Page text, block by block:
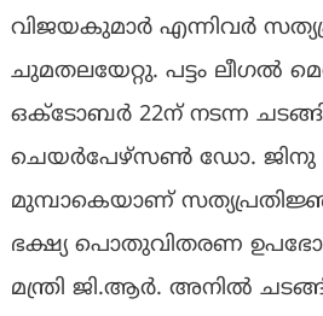
വിജയകുമാർ എന്നിവർ
ചുമതലയേറ്റു. പട്ടം ലീഗൽ
ഒക്ടോബർ 22ന് നടന്ന
ചെയർപേഴ്‌സൺ ഡോ. ജിനു
മുമ്പാകെയാണ്
ഭക്ഷ്യ പൊതുവിതരണ
മന്ത്രി ജി.ആർ. അനിൽ